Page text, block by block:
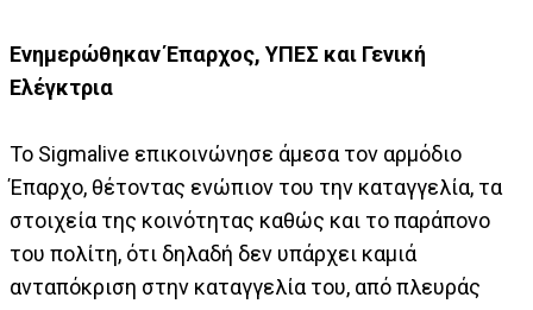
Eνημερώθηκαν Έπαρχος, ΥΠΕΣ και Γενική
Ελέγκτρια
Το Sigmalive επικοινώνησε άμεσα τον αρμόδιο
Έπαρχο, θέτοντας ενώπιον του την καταγγελία, τα
στοιχεία της κοινότητας καθώς και το παράπονο
του πολίτη, ότι δηλαδή δεν υπάρχει καμιά
ανταπόκριση στην καταγγελία του, από πλευράς